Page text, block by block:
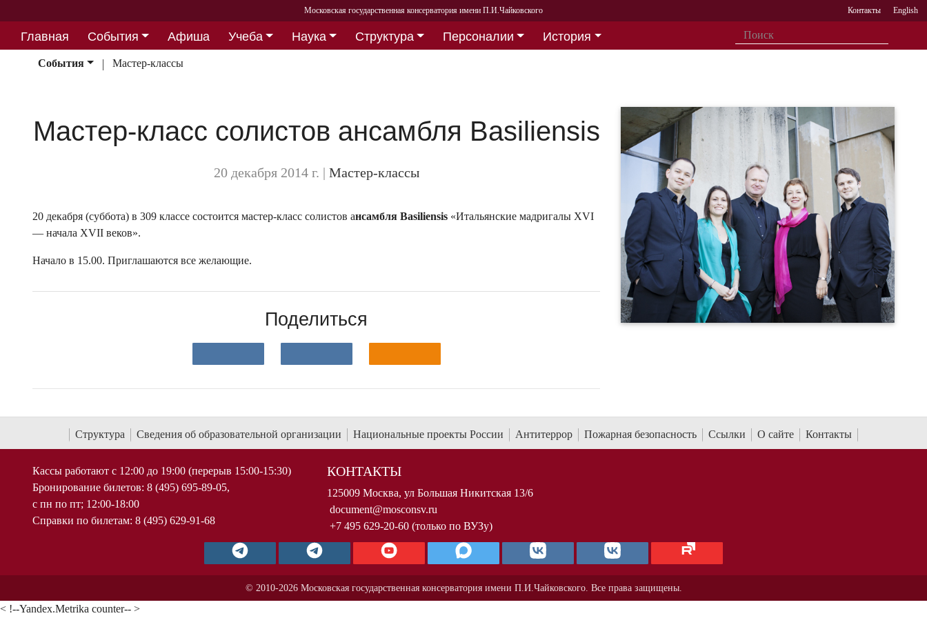
Московская государственная консерватория имени П.И.Чайковского Контакты English
Главная События Афиша Учеба Наука Структура Персоналии
История
Партнерство
События Мастер-классы
Мастер-класс солистов ансамбля Basiliensis
20 декабря 2014 г. | Мастер-классы
20 декабря (суббота) в 309 классе состоится мастер-класс солистов ансамбля Basiliensis «Итальянские мадригалы XVI
— начала XVII веков».
Начало в 15.00. Приглашаются все желающие.
Поделиться
Структура Сведения об образовательной организации Национальные проекты России Антитеррор Пожарная безопасность Ссылки О сайте Контакты
Кассы работают с 12:00 до 19:00 (перерыв 15:00-15:30)
Бронирование билетов: 8 (495) 695-89-05,
с пн по пт; 12:00-18:00
Справки по билетам: 8 (495) 629-91-68
КОНТАКТЫ
125009 Москва, ул Большая Никитская 13/6
document@mosconsv.ru
+7 495 629-20-60 (только по ВУЗу)
© 2010-2026 Московская государственная консерватория имени П.И.Чайковского. Все права защищены.
< !--Yandex.Metrika counter-- >